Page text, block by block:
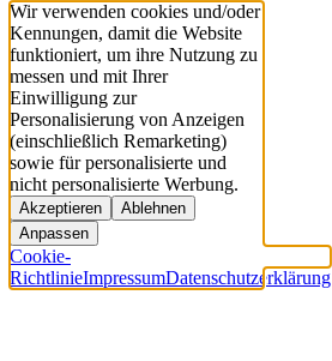
Wir verwenden cookies und/oder
Kennungen, damit die Website
funktioniert, um ihre Nutzung zu
messen und mit Ihrer
Einwilligung zur
Personalisierung von Anzeigen
(einschließlich Remarketing)
sowie für personalisierte und
nicht personalisierte Werbung.
Akzeptieren
Ablehnen
Anpassen
Cookie-
RichtlinieImpressumDatenschutzerklärung